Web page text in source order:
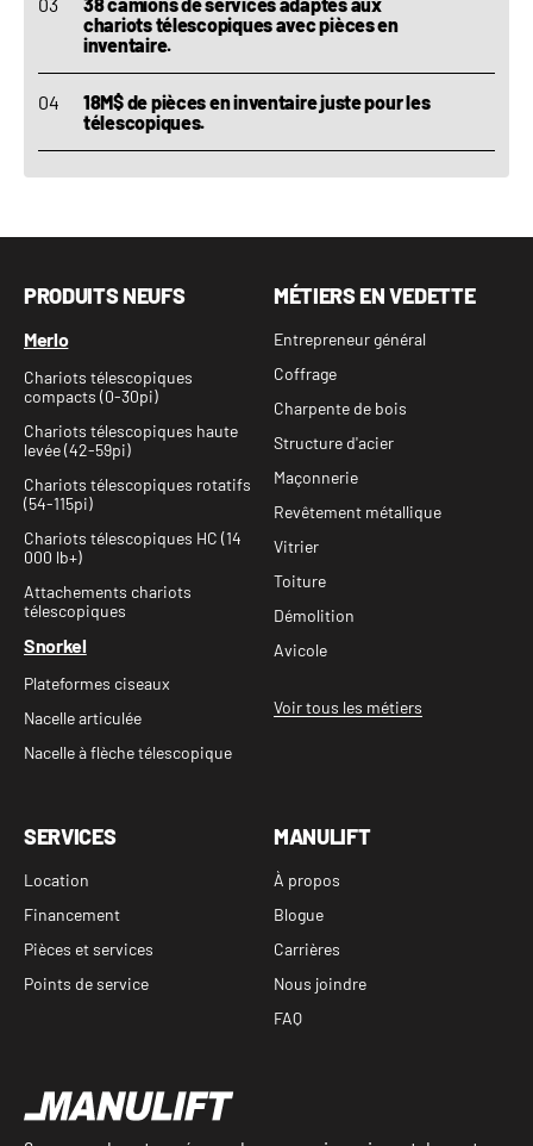
chariots télescopiques avec pièces en
inventaire.
18M$ de pièces en inventaire juste pour les
télescopiques.
PRODUITS NEUFS
Merlo
Chariots télescopiques
compacts (0-30pi)
Chariots télescopiques haute
levée (42-59pi)
Chariots télescopiques rotatifs
(54-115pi)
Chariots télescopiques HC (14
000 lb+)
Attachements chariots
télescopiques
Snorkel
Plateformes ciseaux
Nacelle articulée
Nacelle à flèche télescopique
MÉTIERS EN VEDETTE
Entrepreneur général
Coffrage
Charpente de bois
Structure d'acier
Maçonnerie
Revêtement métallique
Vitrier
Toiture
Démolition
Avicole
Voir tous les métiers
SERVICES
Location
Financement
Pièces et services
Points de service
MANULIFT
À propos
Blogue
Carrières
Nous joindre
FAQ